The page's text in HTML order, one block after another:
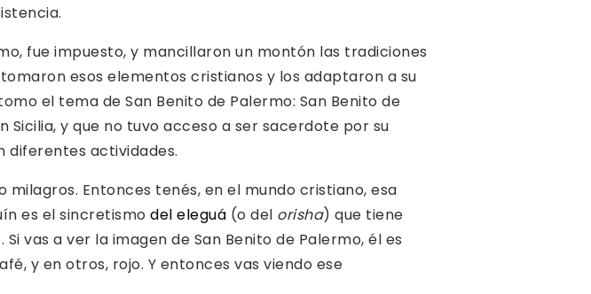
fue impuesto, y mancillaron un montón las tradiciones
esos elementos cristianos y los adaptaron a su
el tema de San Benito de Palermo: San Benito de
Sicilia, y que no tuvo acceso a ser sacerdote por su
diferentes actividades.
Entonces tenés, en el mundo cristiano, esa
es el sincretismo del eleguá (o del orisha) que tiene
vas a ver la imagen de San Benito de Palermo, él es
y en otros, rojo. Y entonces vas viendo ese